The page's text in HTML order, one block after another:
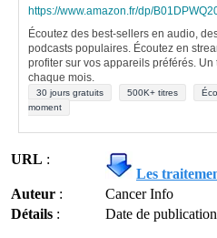
https://www.amazon.fr/dp/
Écoutez des best-sellers en audio,
podcasts populaires. Écoutez en
profiter sur vos appareils préférés.
chaque mois.
30 jours gratuits 500K+ titres
moment
URL :
Les
Auteur :
Cancer Info
Détails : Date de